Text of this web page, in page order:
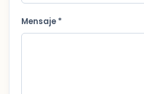
Mensaje *